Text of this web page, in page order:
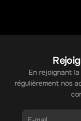
En rejoignant
régulièrement nos